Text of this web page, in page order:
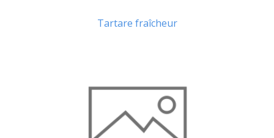
Tartare fraîcheur